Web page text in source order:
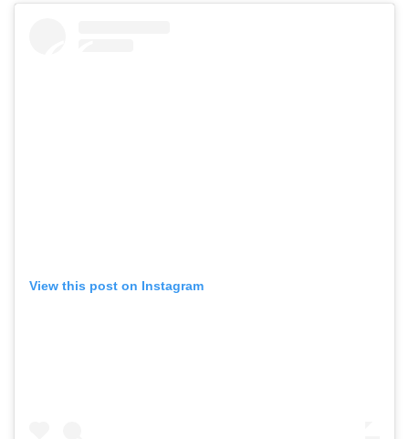
View this post on Instagram